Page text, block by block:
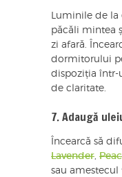
Luminile de la
păcăli mintea
zi afară.
dormitorului
dispoziția într-
de claritate.
7. Adaugă
Încearcă să
Lavender,
sau